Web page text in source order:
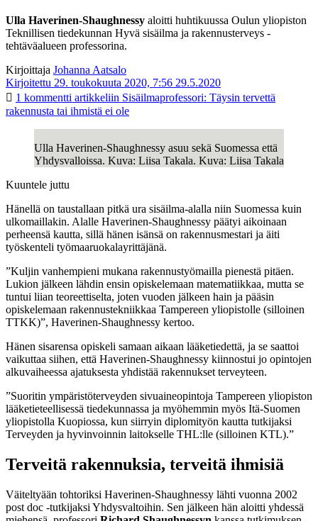
Ulla Haverinen-Shaughnessy aloitti huhtikuussa Oulun yliopiston
Teknillisen tiedekunnan Hyvä sisäilma ja rakennusterveys -
tehtäväalueen professorina.
Kirjoittaja Johanna Aatsalo
Kirjoitettu 29. toukokuuta 2020, 7:56 29.5.2020
1 kommentti artikkeliin Sisäilmaprofessori: Täysin tervettä
rakennusta tai ihmistä ei ole
Ulla Haverinen-Shaughnessy asuu sekä Suomessa että
Yhdysvalloissa. Kuva: Liisa Takala. Kuva: Liisa Takala
Kuuntele juttu
Hänellä on taustallaan pitkä ura sisäilma-alalla niin Suomessa kuin
ulkomaillakin. Alalle Haverinen-Shaughnessy päätyi aikoinaan
perheensä kautta, sillä hänen isänsä on rakennusmestari ja äiti
työskenteli työmaaruokalayrittäjänä.
”Kuljin vanhempieni mukana rakennustyömailla pienestä pitäen.
Lukion jälkeen lähdin ensin opiskelemaan matematiikkaa, mutta se
tuntui liian teoreettiselta, joten vuoden jälkeen hain ja pääsin
opiskelemaan rakennustekniikkaa Tampereen yliopistolle (silloinen
TTKK)”, Haverinen-Shaughnessy kertoo.
Hänen sisarensa opiskeli samaan aikaan lääketiedettä, ja se saattoi
vaikuttaa siihen, että Haverinen-Shaughnessy kiinnostui jo opintojen
alkuvaiheessa ajatuksesta yhdistää rakennukset terveyteen.
”Suoritin ympäristöterveyden sivuaineopintoja Tampereen yliopiston
lääketieteellisessä tiedekunnassa ja myöhemmin myös Itä-Suomen
yliopistolla Kuopiossa, kun siirryin diplomityön kautta tutkijaksi
Terveyden ja hyvinvoinnin laitokselle THL:lle (silloinen KTL).”
Terveitä rakennuksia, terveitä ihmisiä
Väiteltyään tohtoriksi Haverinen-Shaughnessy lähti vuonna 2002
post doc -tutkijaksi Yhdysvaltoihin. Sen jälkeen hän aloitti yhdessä